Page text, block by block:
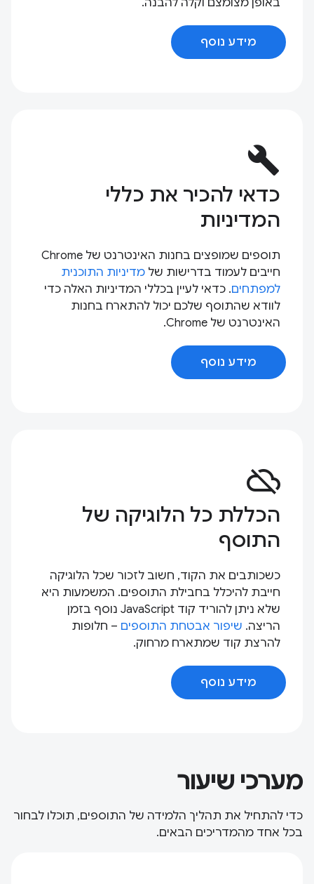
מידע נוסף
build
כדאי להכיר את כללי
המדיניות
תוספים שמופצים בחנות האינטרנט של Chrome
חייבים לעמוד בדרישות של מדיניות התוכנית
למפתחים. כדאי לעיין בכללי המדיניות האלה כדי
לוודא שהתוסף שלכם יכול להתארח בחנות
האינטרנט של Chrome.
מידע נוסף
cloud_off
הכללת כל הלוגיקה של
התוסף
כשכותבים את הקוד, חשוב לזכור שכל הלוגיקה
חייבת להיכלל בחבילת התוספים. המשמעות היא
שלא ניתן להוריד קוד JavaScript נוסף בזמן
הריצה. שיפור אבטחת התוספים – חלופות
להרצת קוד שמתארח מרחוק.
מידע נוסף
מערכי שיעור
כדי להתחיל את תהליך הלמידה של התוספים, תוכלו לבחור
בכל אחד מהמדריכים הבאים.